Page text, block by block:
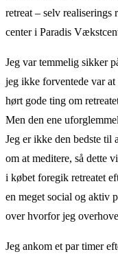
retreat – selv realiserings
center i Paradis
Jeg var temmelig sikker
jeg ikke forventede var at
hørt gode ting om
Men den ene
Jeg er ikke den bedste
om at meditere, så dette
i købet foregik retreatet
en meget social og aktiv
over hvorfor jeg
Jeg ankom et par timer